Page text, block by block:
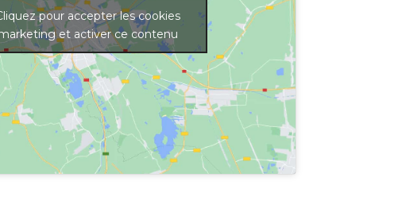
pour accepter les cookies
et activer ce contenu